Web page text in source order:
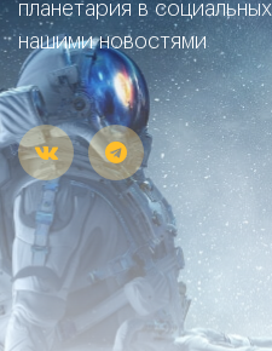
планетария в
нашими новостями